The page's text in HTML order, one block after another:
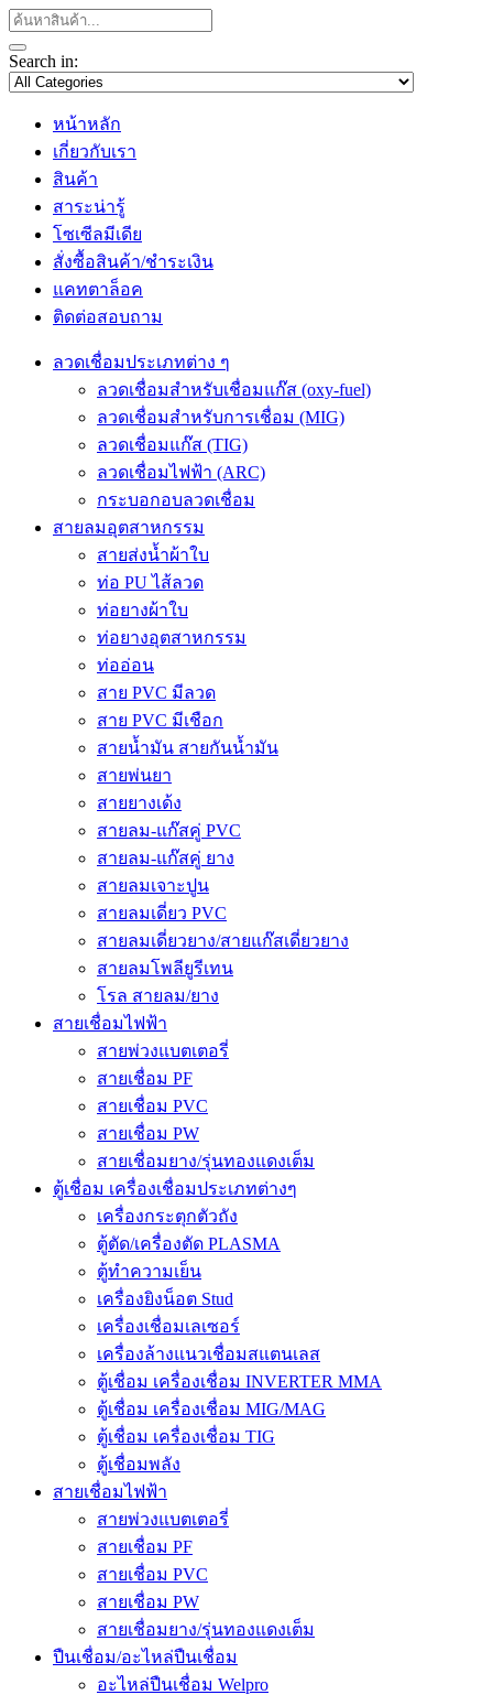
Search in:
หน้าหลัก
เกี่ยวกับเรา
สินค้า
สาระน่ารู้
โซเซีลมีเดีย
สั่งซื้อสินค้า/ชำระเงิน
แคทตาล็อค
ติดต่อสอบถาม
ลวดเชื่อมประเภทต่าง ๆ
ลวดเชื่อมสำหรับเชื่อมแก๊ส (oxy-fuel)
ลวดเชื่อมสำหรับการเชื่อม (MIG)
ลวดเชื่อมแก๊ส (TIG)
ลวดเชื่อมไฟฟ้า (ARC)
กระบอกอบลวดเชื่อม
สายลมอุตสาหกรรม
สายส่งน้ำผ้าใบ
ท่อ PU ไส้ลวด
ท่อยางผ้าใบ
ท่อยางอุตสาหกรรม
ท่ออ่อน
สาย PVC มีลวด
สาย PVC มีเชือก
สายน้ำมัน สายกันน้ำมัน
สายพ่นยา
สายยางเด้ง
สายลม-แก๊สคู่ PVC
สายลม-แก๊สคู่ ยาง
สายลมเจาะปูน
สายลมเดี่ยว PVC
สายลมเดี่ยวยาง/สายแก๊สเดี่ยวยาง
สายลมโพลียูรีเทน
โรล สายลม/ยาง
สายเชื่อมไฟฟ้า
สายพ่วงแบตเตอรี่
สายเชื่อม PF
สายเชื่อม PVC
สายเชื่อม PW
สายเชื่อมยาง/รุ่นทองแดงเต็ม
ตู้เชื่อม เครื่องเชื่อมประเภทต่างๆ
เครื่องกระตุกตัวถัง
ตู้ตัด/เครื่องตัด PLASMA
ตู้ทำความเย็น
เครื่องยิงน็อต Stud
เครื่องเชื่อมเลเซอร์
เครื่องล้างแนวเชื่อมสแตนเลส
ตู้เชื่อม เครื่องเชื่อม INVERTER MMA
ตู้เชื่อม เครื่องเชื่อม MIG/MAG
ตู้เชื่อม เครื่องเชื่อม TIG
ตู้เชื่อมพลัง
สายเชื่อมไฟฟ้า
สายพ่วงแบตเตอรี่
สายเชื่อม PF
สายเชื่อม PVC
สายเชื่อม PW
สายเชื่อมยาง/รุ่นทองแดงเต็ม
ปืนเชื่อม/อะไหล่ปืนเชื่อม
อะไหล่ปืนเชื่อม Welpro